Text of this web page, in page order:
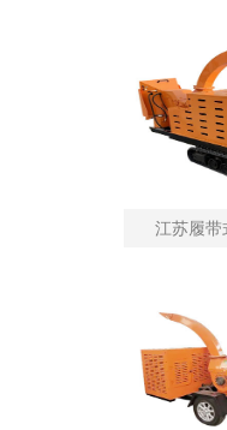
江苏履带